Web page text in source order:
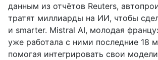
данным из отчётов Reuters,
тратят миллиарды на ИИ, чтобы
и smarter. Mistral AI, молодая
уже работала с ними последние 18
помогая интегрировать свои